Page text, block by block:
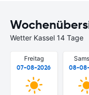
Wetter Kassel 14 Tage
Freitag
07-08-2026
08-